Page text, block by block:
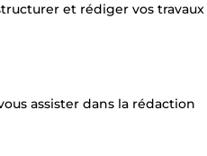
et rédiger vos travaux
assister dans la rédaction